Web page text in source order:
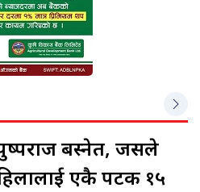
बस्नेत, जसले
एकै पटक १५